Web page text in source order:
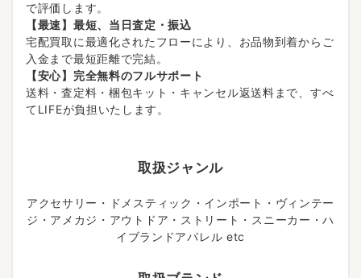
で評価します。
【最速】最短、当日査定・振込
宅配買取に最適化されたフローにより、お品物到着からご
入金まで最短距離で完結。
【安心】完全無料のフルサポート
送料・査定料・梱包キット・キャンセル返送料まで、すべ
てLIFEが負担いたします。
取扱ジャンル
アクセサリー・ドメスティック・インポート・ヴィンテー
ジ・アメカジ・アウトドア・ストリート・スニーカー・ハ
イブランドアパレル etc